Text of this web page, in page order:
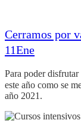
Cerramos por
11Ene
Para poder
este año como se
año 2021.